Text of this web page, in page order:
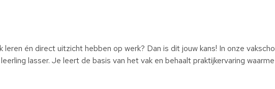
leren én direct uitzicht hebben op werk? Dan is dit jouw kans! In onze
lasser. Je leert de basis van het vak en behaalt praktijkervaring